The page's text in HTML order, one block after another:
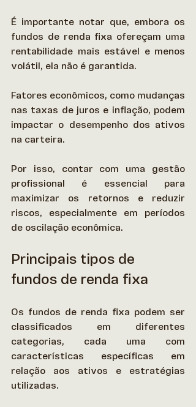
É importante notar que, embora os
fundos de renda fixa ofereçam uma
rentabilidade mais estável e menos
volátil, ela não é garantida.
Fatores econômicos, como mudanças
nas taxas de juros e inflação, podem
impactar o desempenho dos ativos
na carteira.
Por isso, contar com uma gestão
profissional é essencial para
maximizar os retornos e reduzir
riscos, especialmente em períodos
de oscilação econômica.
Principais tipos de
fundos de renda fixa
Os fundos de renda fixa podem ser
classificados em diferentes
categorias, cada uma com
características específicas em
relação aos ativos e estratégias
utilizadas.